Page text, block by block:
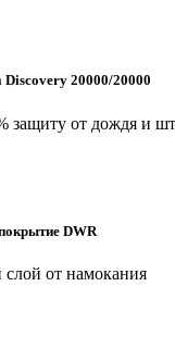
20000/20000
защиту от дождя и
DWR
от намокания